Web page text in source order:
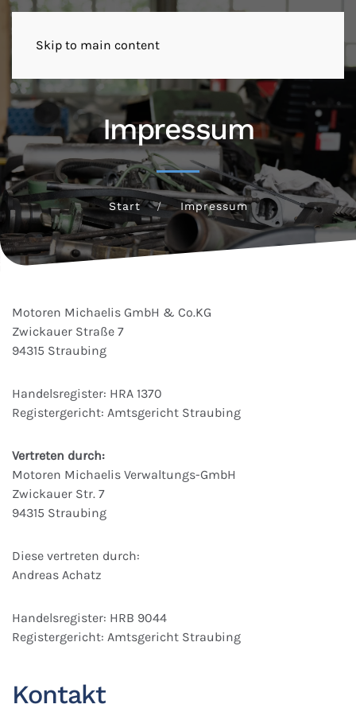
Skip to main content
Impressum
Start Impressum
Motoren Michaelis GmbH & Co.KG
Zwickauer Straße 7
94315 Straubing
Handelsregister: HRA 1370
Registergericht: Amtsgericht Straubing
Vertreten durch:
Motoren Michaelis Verwaltungs-GmbH
Zwickauer Str. 7
94315 Straubing
Diese vertreten durch:
Andreas Achatz
Handelsregister: HRB 9044
Registergericht: Amtsgericht Straubing
Kontakt